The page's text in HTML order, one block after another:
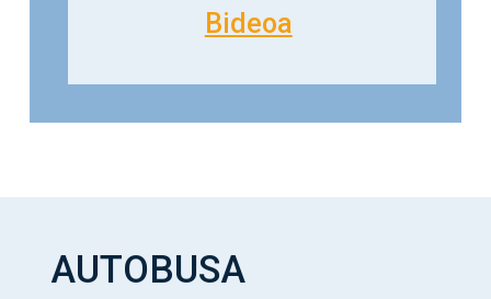
Bideoa
AUTOBUSA